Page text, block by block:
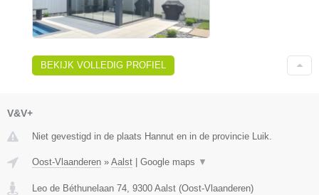
BEKIJK VOLLEDIG PROFIEL
V&V+
Niet gevestigd in de plaats Hannut en in de provincie Luik.
Oost-Vlaanderen » Aalst Google maps ▼
Leo de Béthunelaan 74, 9300 Aalst (Oost-Vlaanderen)